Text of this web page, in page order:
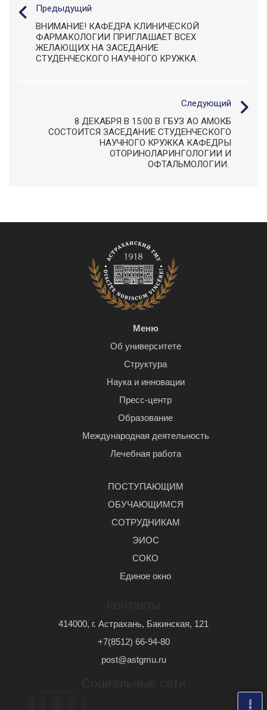
ь
Предыдущий
ВНИМАНИЕ! КАФЕДРА КЛИНИЧЕСКОЙ
ФАРМАКОЛОГИИ ПРИГЛАШАЕТ ВСЕХ
ЖЕЛАЮЩИХ НА ЗАСЕДАНИЕ
СТУДЕНЧЕСКОГО НАУЧНОГО КРУЖКА.
Следующий
8 ДЕКАБРЯ В 15:00 В ГБУЗ АО АМОКБ
СОСТОИТСЯ ЗАСЕДАНИЕ СТУДЕНЧЕСКОГО
НАУЧНОГО КРУЖКА КАФЕДРЫ
ОТОРИНОЛАРИНГОЛОГИИ И
ОФТАЛЬМОЛОГИИ.
Меню
Об университете
Структура
Наука и инновации
Пресс-центр
Образование
Международная деятельность
Лечебная работа
ПОСТУПАЮЩИМ
ОБУЧАЮЩИМСЯ
СОТРУДНИКАМ
ЭИОС
СОКО
Единое окно
414000, г. Астрахань, Бакинская, 121
+7(8512) 66-94-80
post@astgmu.ru